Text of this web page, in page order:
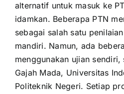
alternatif untuk masuk ke
idamkan. Beberapa PTN
sebagai salah satu
mandiri. Namun, ada
menggunakan ujian
Gajah Mada, Universitas
Politeknik Negeri. Setiap